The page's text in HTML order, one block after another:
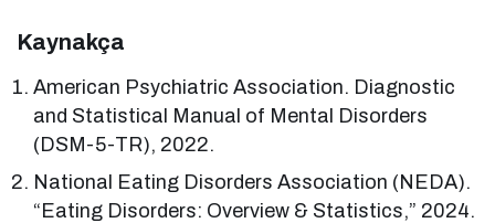
Kaynakça
American Psychiatric Association. Diagnostic
and Statistical Manual of Mental Disorders
(DSM-5-TR), 2022.
National Eating Disorders Association (NEDA).
“Eating Disorders: Overview & Statistics,” 2024.